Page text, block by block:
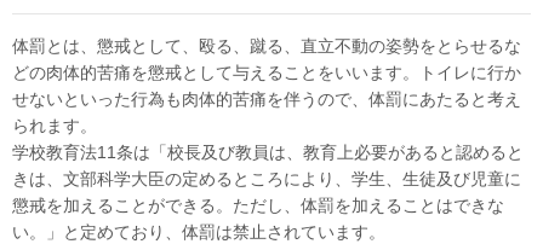
体罰とは、懲戒として、殴る、蹴る、直立不動の姿勢をとらせるな
どの肉体的苦痛を懲戒として与えることをいいます。トイレに行か
せないといった行為も肉体的苦痛を伴うので、体罰にあたると考え
られます。
学校教育法11条は「校長及び教員は、教育上必要があると認めると
きは、文部科学大臣の定めるところにより、学生、生徒及び児童に
懲戒を加えることができる。ただし、体罰を加えることはできな
い。」と定めており、体罰は禁止されています。